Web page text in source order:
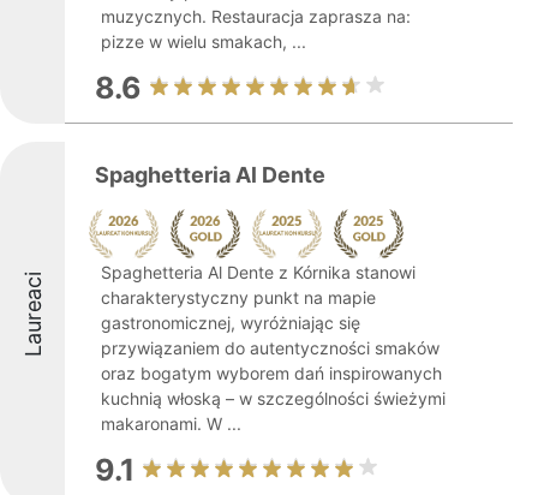
muzycznych. Restauracja zaprasza na:
pizze w wielu smakach, ...
8.6
Laureaci
Spaghetteria Al Dente
Spaghetteria Al Dente z Kórnika stanowi
charakterystyczny punkt na mapie
gastronomicznej, wyróżniając się
przywiązaniem do autentyczności smaków
oraz bogatym wyborem dań inspirowanych
kuchnią włoską – w szczególności świeżymi
makaronami. W ...
9.1